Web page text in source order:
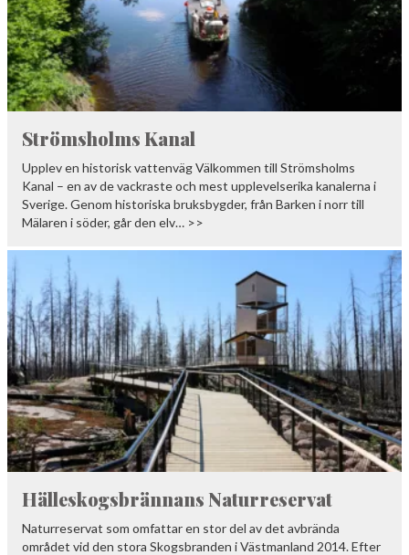
Strömsholms Kanal
Upplev en historisk vattenväg Välkommen till Strömsholms
Kanal – en av de vackraste och mest upplevelserika kanalerna i
Sverige. Genom historiska bruksbygder, från Barken i norr till
Mälaren i söder, går den elv… >>
Hälleskogsbrännans Naturreservat
Naturreservat som omfattar en stor del av det avbrända
området vid den stora Skogsbranden i Västmanland 2014. Efter